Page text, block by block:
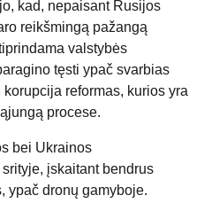
kad, nepaisant Rusijos
reikšmingą pažangą
valstybės
tęsti ypač svarbias
reformas, kurios yra
procese.
bei Ukrainos
įskaitant bendrus
ypač dronų gamyboje.